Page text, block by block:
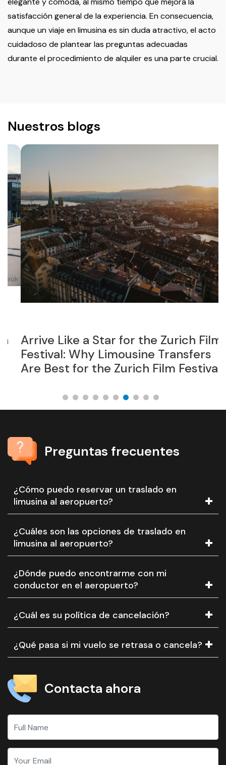
satisfacción general de la experiencia. En consecuencia,
aunque un viaje en limusina es sin duda atractivo, el acto
cuidadoso de plantear las preguntas adecuadas
durante el procedimiento de alquiler es una parte crucial.
Nuestros blogs
Arrive Like a Star for the Zurich Film
Festival: Why Limousine Transfers
Are Best for the Zurich Film Festival
Preguntas frecuentes
¿Cómo puedo reservar un traslado en
limusina al aeropuerto?
¿Cuáles son las opciones de traslado en
limusina al aeropuerto?
¿Dónde puedo encontrarme con mi
conductor en el aeropuerto?
¿Cuál es su política de cancelación?
¿Qué pasa si mi vuelo se retrasa o cancela?
Contacta ahora